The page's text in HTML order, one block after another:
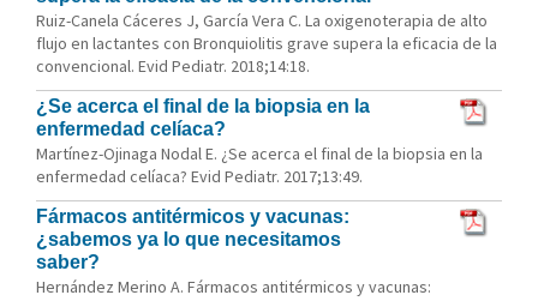
Ruiz-Canela Cáceres J, García Vera C. La oxigenoterapia de alto
flujo en lactantes con Bronquiolitis grave supera la eficacia de la
convencional. Evid Pediatr. 2018;14:18.
¿Se acerca el final de la biopsia en la
enfermedad celíaca?
Martínez-Ojinaga Nodal E. ¿Se acerca el final de la biopsia en la
enfermedad celíaca? Evid Pediatr. 2017;13:49.
Fármacos antitérmicos y vacunas:
¿sabemos ya lo que necesitamos
saber?
Hernández Merino A. Fármacos antitérmicos y vacunas: